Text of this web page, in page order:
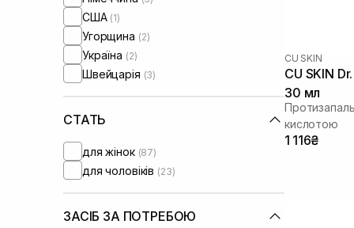
Transparent-Lab
UIQ(2)
Usolab(1)
VT Cosmetics
WhoCares(1)
США (1)
Угорщина (2)
Україна (2)
Швейцарія (3)
СТАТЬ
для жінок (87)
для чоловіків (23)
ЗАСІБ ЗА ПОТРЕБОЮ
CU SKIN
CU SKIN
30 мл
кислотою
1 116₴